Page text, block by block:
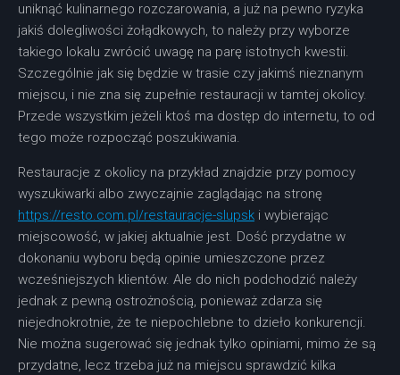
uniknąć kulinarnego rozczarowania, a już na pewno ryzyka
jakiś dolegliwości żołądkowych, to należy przy wyborze
takiego lokalu zwrócić uwagę na parę istotnych kwestii.
Szczególnie jak się będzie w trasie czy jakimś nieznanym
miejscu, i nie zna się zupełnie restauracji w tamtej okolicy.
Przede wszystkim jeżeli ktoś ma dostęp do internetu, to od
tego może rozpocząć poszukiwania.
Restauracje z okolicy na przykład znajdzie przy pomocy
wyszukiwarki albo zwyczajnie zaglądając na stronę
https://resto.com.pl/restauracje-slupsk i wybierając
miejscowość, w jakiej aktualnie jest. Dość przydatne w
dokonaniu wyboru będą opinie umieszczone przez
wcześniejszych klientów. Ale do nich podchodzić należy
jednak z pewną ostrożnością, ponieważ zdarza się
niejednokrotnie, że te niepochlebne to dzieło konkurencji.
Nie można sugerować się jednak tylko opiniami, mimo że są
przydatne, lecz trzeba już na miejscu sprawdzić kilka